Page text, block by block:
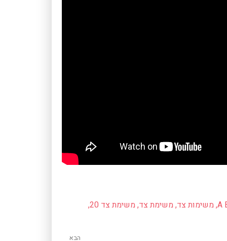
A
,משימות צד,משימת צד,משימת צד 20 ,
הבא